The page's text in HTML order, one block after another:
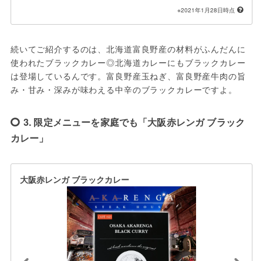
※2021年1月28日時点
続いてご紹介するのは、北海道富良野産の材料がふんだんに
使われたブラックカレー◎北海道カレーにもブラックカレー
は登場しているんです。富良野産玉ねぎ、富良野産牛肉の旨
み・甘み・深みが味わえる中辛のブラックカレーですよ。
3. 限定メニューを家庭でも「大阪赤レンガ ブラック
カレー」
大阪赤レンガ ブラックカレー